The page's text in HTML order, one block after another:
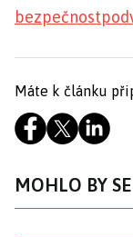
bezpečnost
Máte k článku
MOHLO BY